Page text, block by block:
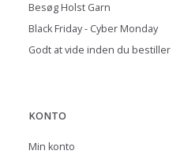
Besøg Holst Garn
Black Friday - Cyber Monday
Godt at vide inden du bestiller
KONTO
Min konto